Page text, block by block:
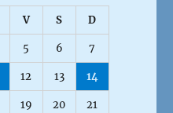
V S D
5 6 7
12 13 14
19 20 21